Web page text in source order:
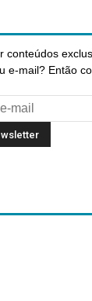
conteúdos
e-mail? Então